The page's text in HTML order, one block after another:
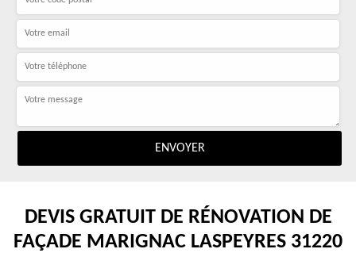
DEVIS GRATUIT DE RÉNOVATION DE
FAÇADE MARIGNAC LASPEYRES 31220